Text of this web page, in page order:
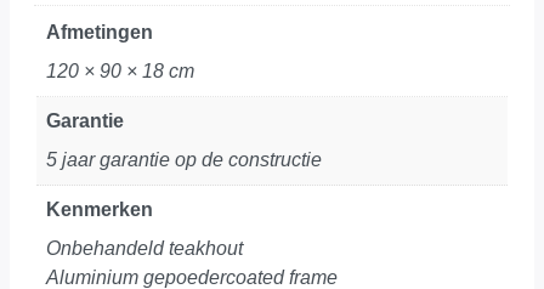
Afmetingen
120 × 90 × 18 cm
Garantie
5 jaar garantie op de constructie
Kenmerken
Onbehandeld teakhout
Aluminium gepoedercoated frame